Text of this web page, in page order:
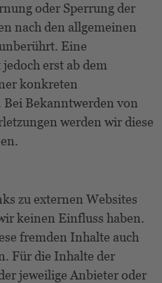
oder Sperrung der
nach den allgemeinen
Eine
erst ab dem
konkreten
Bekanntwerden von
werden wir diese
zu externen Websites
keinen Einfluss haben.
fremden Inhalte auch
Für die Inhalte der
jeweilige Anbieter oder